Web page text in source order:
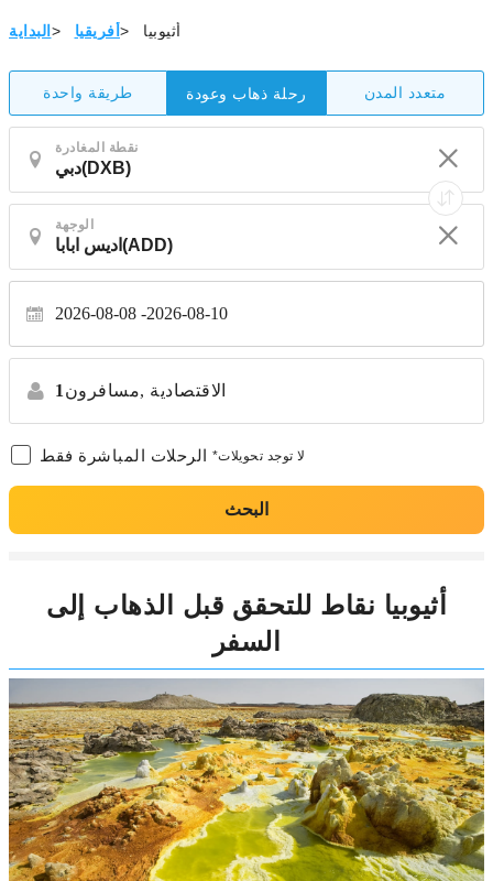
البداية > أفريقيا > أثيوبيا
طريقة واحدة رحلة ذهاب وعودة متعدد المدن
نقطة المغادرة
الوجهة
2026-08-08 2026-08-10
1 مسافرون, الاقتصادية
الرحلات المباشرة فقط *لا توجد تحويلات
البحث
أثيوبيا نقاط للتحقق قبل الذهاب إلى
السفر